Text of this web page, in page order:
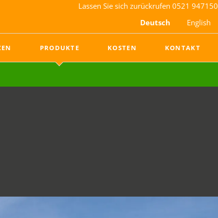
Lassen Sie sich zurückrufen 0521 947150
Deutsch
English
PRODUKTE
Heizungssystem
LED-Wachstumslampen
KOSTEN KONTAKT